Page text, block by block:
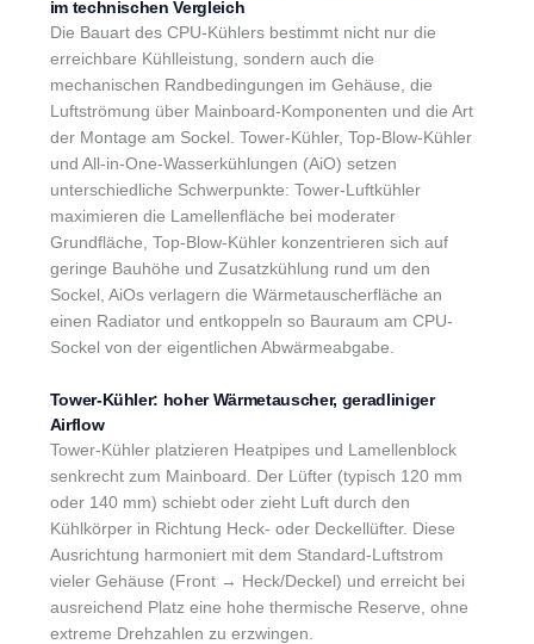
im technischen Vergleich
Die Bauart des CPU-Kühlers bestimmt nicht nur die
erreichbare Kühlleistung, sondern auch die
mechanischen Randbedingungen im Gehäuse, die
Luftströmung über Mainboard-Komponenten und die Art
der Montage am Sockel. Tower-Kühler, Top-Blow-Kühler
und All-in-One-Wasserkühlungen (AiO) setzen
unterschiedliche Schwerpunkte: Tower-Luftkühler
maximieren die Lamellenfläche bei moderater
Grundfläche, Top-Blow-Kühler konzentrieren sich auf
geringe Bauhöhe und Zusatzkühlung rund um den
Sockel, AiOs verlagern die Wärmetauscherfläche an
einen Radiator und entkoppeln so Bauraum am CPU-
Sockel von der eigentlichen Abwärmeabgabe.
Tower-Kühler: hoher Wärmetauscher, geradliniger
Airflow
Tower-Kühler platzieren Heatpipes und Lamellenblock
senkrecht zum Mainboard. Der Lüfter (typisch 120 mm
oder 140 mm) schiebt oder zieht Luft durch den
Kühlkörper in Richtung Heck- oder Deckellüfter. Diese
Ausrichtung harmoniert mit dem Standard-Luftstrom
vieler Gehäuse (Front → Heck/Deckel) und erreicht bei
ausreichend Platz eine hohe thermische Reserve, ohne
extreme Drehzahlen zu erzwingen.